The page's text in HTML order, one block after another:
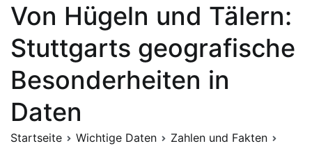
Von Hügeln und Tälern:
Stuttgarts geografische
Besonderheiten in
Daten
Startseite Wichtige Daten
Zahlen und Fakten